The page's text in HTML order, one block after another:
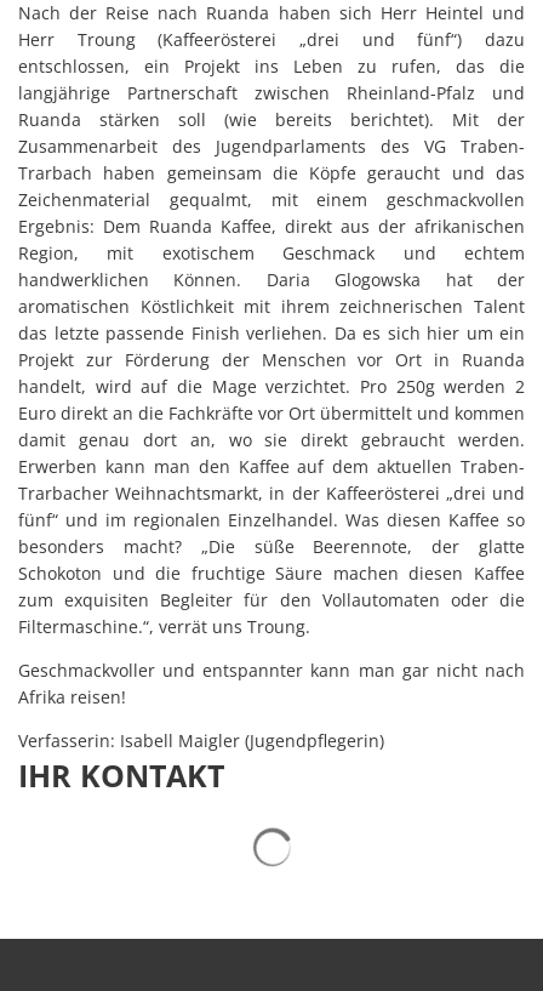
Nach der Reise nach Ruanda haben sich Herr Heintel und
Herr Troung (Kaffeerösterei „drei und fünf“) dazu
entschlossen, ein Projekt ins Leben zu rufen, das die
langjährige Partnerschaft zwischen Rheinland-Pfalz und
Ruanda stärken soll (wie bereits berichtet). Mit der
Zusammenarbeit des Jugendparlaments des VG Traben-
Trarbach haben gemeinsam die Köpfe geraucht und das
Zeichenmaterial gequalmt, mit einem geschmackvollen
Ergebnis: Dem Ruanda Kaffee, direkt aus der afrikanischen
Region, mit exotischem Geschmack und echtem
handwerklichen Können. Daria Glogowska hat der
aromatischen Köstlichkeit mit ihrem zeichnerischen Talent
das letzte passende Finish verliehen. Da es sich hier um ein
Projekt zur Förderung der Menschen vor Ort in Ruanda
handelt, wird auf die Mage verzichtet. Pro 250g werden 2
Euro direkt an die Fachkräfte vor Ort übermittelt und kommen
damit genau dort an, wo sie direkt gebraucht werden.
Erwerben kann man den Kaffee auf dem aktuellen Traben-
Trarbacher Weihnachtsmarkt, in der Kaffeerösterei „drei und
fünf“ und im regionalen Einzelhandel. Was diesen Kaffee so
besonders macht? „Die süße Beerennote, der glatte
Schokoton und die fruchtige Säure machen diesen Kaffee
zum exquisiten Begleiter für den Vollautomaten oder die
Filtermaschine.“, verrät uns Troung.
Geschmackvoller und entspannter kann man gar nicht nach
Afrika reisen!
Verfasserin: Isabell Maigler (Jugendpflegerin)
IHR KONTAKT